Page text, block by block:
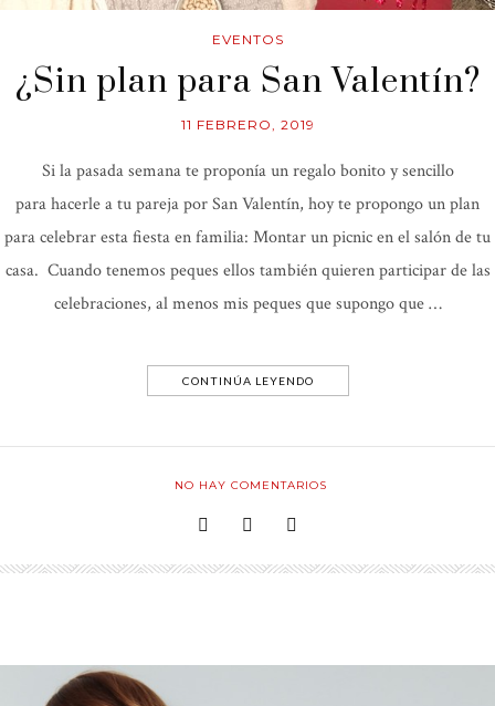
EVENTOS
¿Sin plan para San Valentín?
11 FEBRERO, 2019
Si la pasada semana te proponía un regalo bonito y sencillo
para hacerle a tu pareja por San Valentín, hoy te propongo un plan
para celebrar esta fiesta en familia: Montar un picnic en el salón de tu
casa. Cuando tenemos peques ellos también quieren participar de las
celebraciones, al menos mis peques que supongo que …
CONTINÚA LEYENDO
NO HAY COMENTARIOS